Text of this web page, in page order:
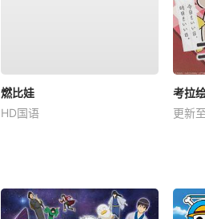
燃比娃
HD国语
考拉
更新